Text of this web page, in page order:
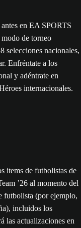
en EA SPORTS
de torneo
selecciones nacionales,
Enfréntate a los
y adéntrate en
internacionales.
items de futbolistas de
’26 al momento del
futbolista (por ejemplo,
incluidos los
las actualizaciones en